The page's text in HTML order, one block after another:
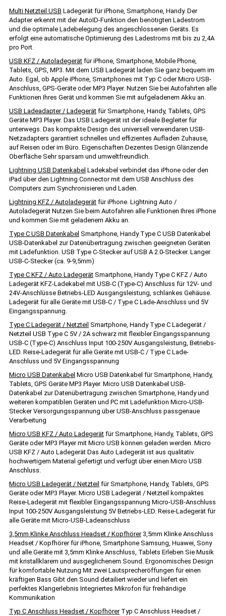
Multi Netzteil USB Ladegerät für iPhone, Smartphone, Handy. Der
Adapter erkennt mit der AutoID-Funktion den benötigten Ladestrom
und die optimale Ladebelegung des angeschlossenen Geräts. Es
erfolgt eine automatische Optimierung des Ladestroms mit bis zu 2,4A
pro Port.
USB KFZ / Autoladegerät für iPhone, Smartphone, Mobile Phone,
Tablets, GPS, MP3. Mit dem USB Ladegerät laden Sie ganz bequem im
Auto. Egal, ob Apple iPhone, Smartphones mit Typ C oder Micro USB-
Anschluss, GPS-Geräte oder MP3 Player. Nutzen Sie bei Autofahrten alle
Funktionen Ihres Gerät und kommen Sie mit aufgeladenem Akku an.
USB Ladeadapter / Ladegerät für Smartphone, Handy, Tablets, GPS
Geräte MP3 Player. Das USB Ladegerät ist der ideale Begleiter für
unterwegs. Das kompakte Design des universell verwendaren USB-
Netzadapters garantiert schnelles und effizientes Aufladen Zuhause,
auf Reisen oder im Büro. Eigenschaften Dezentes Design Glänzende
Oberfläche Sehr sparsam und umweltfreundlich.
Lightning USB Datenkabel Ladekabel verbindet das iPhone oder den
iPad über den Lightning Connector mit dem USB Anschluss des
Computers zum Synchronisieren und Laden.
Lightning KFZ / Autoladegerät für iPhone. Lightning Auto /
Autoladegerät Nutzen Sie beim Autofahren alle Funktionen Ihres iPhone
und kommen Sie mit geladenem Akku an.
Type C USB Datenkabel Smartphone, Handy Type C USB Datenkabel
USB-Datenkabel zur Datenübertragung zwischen geeigneten Geräten
mit Ladefunktion. USB Type C-Stecker auf USB A 2.0-Stecker. Langer
USB-C-Stecker (ca. 9-9,5mm)
Type C KFZ / Auto Ladegerät Smartphone, Handy Type C KFZ / Auto
Ladegerät KFZ-Ladekabel mit USB-C (Type-C) Anschluss für 12V- und
24V-Anschlüsse Betriebs-LED Ausgangsleistung, schlankes Gehäuse.
Ladegerät für alle Geräte mit USB-C / Type C Lade-Anschluss und 5V
Eingangsspannung.
Type C Ladegerät / Netzteil Smartphone, Handy Type C Ladegerät /
Netzteil USB Type C 5V / 2A schwarz mit flexibler Eingangsspannung
USB-C (Type-C) Anschluss Input 100-250V Ausgangsleistung, Betriebs-
LED. Reise-Ladegerät für alle Geräte mit USB-C / Type C Lade-
Anschluss und 5V Eingangsspannung
Micro USB Datenkabel Micro USB Datenkabel für Smartphone, Handy,
Tablets, GPS Geräte MP3 Player. Micro USB Datenkabel USB-
Datenkabel zur Datenübertragung zwischen Smartphone, Handy und
weiteren kompatiblen Geräten und PC mit Ladefunktion Micro-USB-
Stecker Versorgungsspannung über USB-Anschluss passgenaue
Verarbeitung
Micro USB KFZ / Auto Ladegerät für Smartphone, Handy, Tablets, GPS
Geräte oder MP3 Player mit Micro USB können geladen werden. Micro
USB KFZ / Auto Ladegerät Das Auto Ladegerät ist aus qualitativ
hochwertigem Material gefertigt und verfügt über einen Micro USB
Anschluss.
Micro USB Ladegerät / Netzteil für Smartphone, Handy, Tablets, GPS
Geräte oder MP3 Player. Micro USB Ladegerät / Netzteil kompaktes
Reise-Ladegerät mit flexibler Eingangsspannung Micro-USB-Anschluss
Input 100-250V Ausgangsleistung 5V Betriebs-LED. Reise-Ladegerät für
alle Geräte mit Micro-USB-Ladeanschluss
3,5mm Klinke Anschluss Headset / Kopfhörer3,5mm Klinke Anschluss
Headset / Kopfhörer für iPhone, Smartphone Samsung, Huawei, Sony
und alle Geräte mit 3,5mm Klinke Anschluss, Tablets Erleben Sie Musik
mit kristallklarem und ausgeglichenem Sound. Ergonomisches Design
für komfortable Nutzung Mit zwei Lautsprecheröffungen für einen
kräftigen Bass Gibt den Sound detailiert wieder und liefert ein
perfektes Klangerlebnis Integriertes Mikrofon für freihändige
Kommunikation
Typ C Anschluss Headset / KopfhörerTyp C Anschluss Headset /